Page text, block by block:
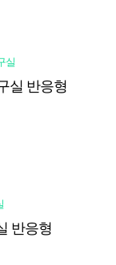
실
실 반응형
반응형